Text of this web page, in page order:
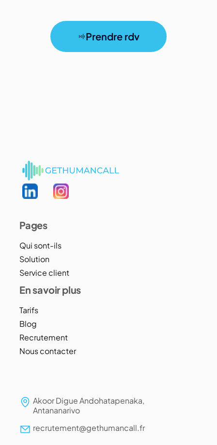
Prendre rdv
Pages
Qui sont-ils
Solution
Service client
En savoir plus
Tarifs
Blog
Recrutement
Nous contacter
Akoor Digue Andohatapenaka,
Antananarivo
recrutement@gethumancall.fr